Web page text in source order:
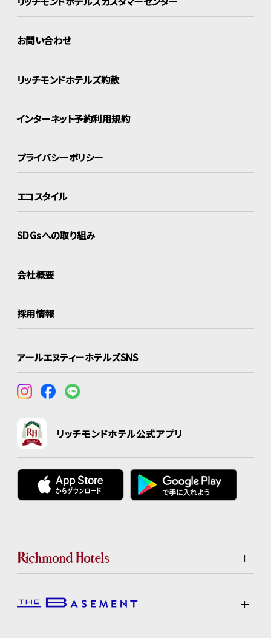
お問い合わせ
リッチモンドホテルズ約款
インターネット予約利用規約
プライバシーポリシー
エコスタイル
SDGsへの取り組み
会社概要
採用情報
アールエヌティーホテルズSNS
リッチモンドホテル公式アプリ